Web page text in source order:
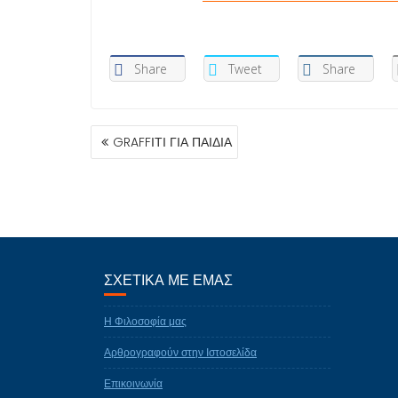
Share Tweet Share
ΠΛΟΉΓΗΣΗ
ΆΡΘΡΩΝ
GRAFFΙΤΙ ΓΙΑ ΠΑΙΔΙΑ
ΣΧΕΤΙΚΑ ΜΕ ΕΜΑΣ
Η Φιλοσοφία μας
Αρθρογραφούν στην Ιστοσελίδα
Επικοινωνία